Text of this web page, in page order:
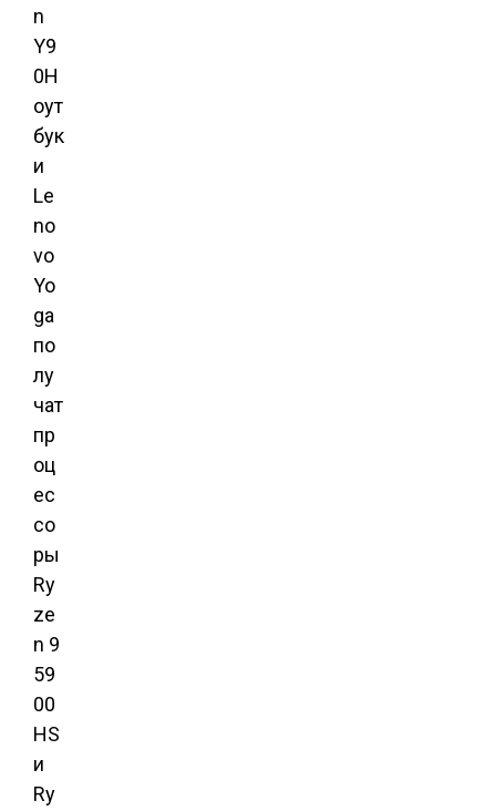
n
Y9
0Н
оут
бук
и
Le
no
vo
Yo
ga
по
лу
чат
пр
оц
ес
со
ры
Ry
ze
n 9
59
00
HS
и
Ry